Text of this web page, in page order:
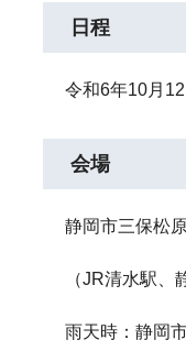
日程
令和6年10月12
会場
静岡市三保松
（JR清水駅
雨天時：静岡